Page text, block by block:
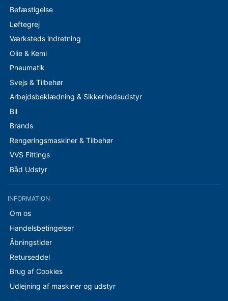
Befæstigelse
Løftegrej
Værksteds indretning
Olie & Kemi
Pneumatik
Svejs & Tilbehør
Arbejdsbeklædning & Sikkerhedsudstyr
Bil
Brands
Rengøringsmaskiner & Tilbehør
VVS Fittings
Båd Udstyr
INFORMATION
Om os
Handelsbetingelser
Åbningstider
Returseddel
Brug af Cookies
Udlejning af maskiner og udstyr